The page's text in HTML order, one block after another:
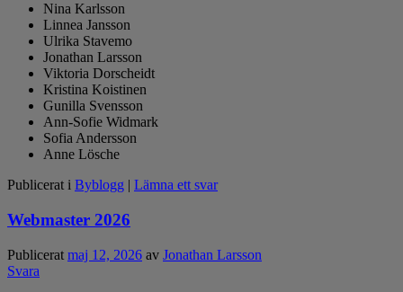
Nina Karlsson
Linnea Jansson
Ulrika Stavemo
Jonathan Larsson
Viktoria Dorscheidt
Kristina Koistinen
Gunilla Svensson
Ann-Sofie Widmark
Sofia Andersson
Anne Lösche
Publicerat i Byblogg | Lämna ett svar
Webmaster 2026
Publicerat maj 12, 2026 av Jonathan Larsson
Svara